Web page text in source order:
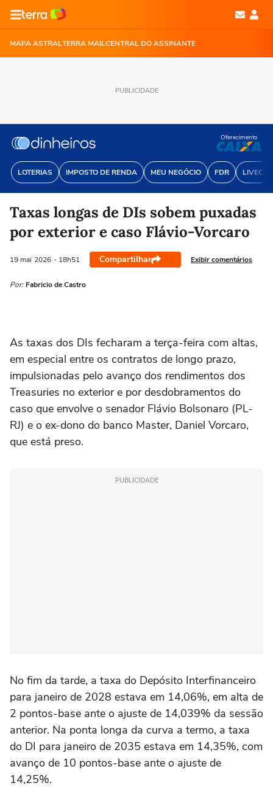
MAPA ASTRALTERRA MAILCENTRAL DO ASSINANTE
PUBLICIDADE
LOTERIAS IMPOSTO DE RENDA MEU NEGÓCIO FDR
Oferecimento
Taxas longas de DIs sobem puxadas
por exterior e caso Flávio-Vorcaro
19 mai 2026 - 18h51 Compartilhar Exibir comentários
Por: Fabricio de Castro
As taxas dos DIs fecharam a terça-feira com altas,
‌em especial entre os contratos de longo prazo,
impulsionadas pelo avanço dos rendimentos dos
Treasuries no exterior e por desdobramentos do
caso que envolve o senador Flávio Bolsonaro (PL-
RJ) e o ex-dono do banco Master, Daniel Vorcaro,
que está preso.
PUBLICIDADE
No fim da tarde, a taxa do Depósito Interfinanceiro
para janeiro de 2028 estava em 14,06%, em alta de
2 pontos-base ante o ajuste de 14,039% da sessão
anterior. Na ponta longa da curva a termo, a taxa
do DI para janeiro ⁠de 2035 estava em 14,35%, com
avanço de 10 pontos-base ante o ajuste de
14,25%.